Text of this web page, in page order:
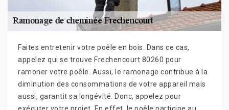
Faites entretenir votre poêle en bois. Dans ce cas,
appelez qui se trouve Frechencourt 80260 pour
ramoner votre poêle. Aussi, le ramonage contribue à la
diminution des consommations de votre appareil mais
aussi, garantit sa longévité. Donc, appelez pour